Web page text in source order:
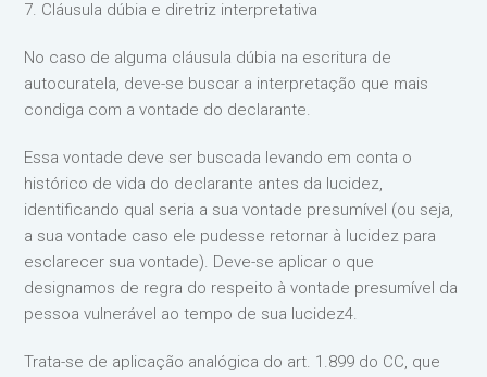
7. Cláusula dúbia e diretriz interpretativa
No caso de alguma cláusula dúbia na escritura de
autocuratela, deve-se buscar a interpretação que mais
condiga com a vontade do declarante.
Essa vontade deve ser buscada levando em conta o
histórico de vida do declarante antes da lucidez,
identificando qual seria a sua vontade presumível (ou seja,
a sua vontade caso ele pudesse retornar à lucidez para
esclarecer sua vontade). Deve-se aplicar o que
designamos de regra do respeito à vontade presumível da
pessoa vulnerável ao tempo de sua lucidez4.
Trata-se de aplicação analógica do art. 1.899 do CC, que